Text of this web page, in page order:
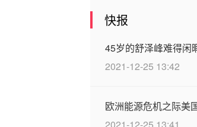
快报
45岁的舒泽峰难得闲
2021-12-25 13:42
欧洲能源危机之际美
2021-12-25 13:41